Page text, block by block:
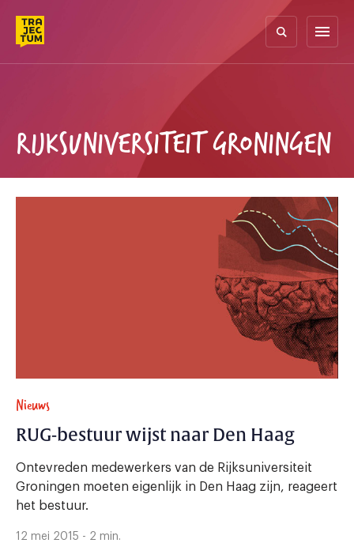
content
menu
RIJKSUNIVERSITEIT GRONINGEN
Nieuws
RUG-bestuur wijst naar Den Haag
Ontevreden medewerkers van de Rijksuniversiteit
Groningen moeten eigenlijk in Den Haag zijn, reageert
het bestuur.
12 mei 2015 - 2 min.